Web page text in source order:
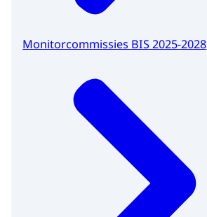
Monitorcommissies BIS 2025-2028